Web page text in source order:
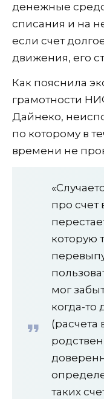
денежные
списания и на
если счет
движения, его
Как пояснила
грамотности
Дайнеко,
по которому в
времени не
про счет
которую
мог
когда-то
таких